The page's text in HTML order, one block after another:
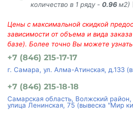
количество в 1 ряду - 0.96м2)
Цены с максимальной скидкой
зависимости от объема и вида
базе). Более точно Вы можете
+7 (846) 215-17-17
г. Самара, ул. Алма-Атинская, д.133
+7 (846) 215-18-18
Самарская область, Волжский
улица Ленинская, 75 (вывеска "Мир